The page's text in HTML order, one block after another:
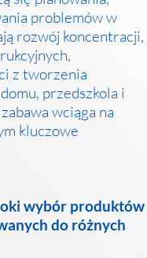
problemów w
rozwój koncentracji,
z tworzenia
przedszkola i
wciąga na
kluczowe
wybór produktów
do różnych